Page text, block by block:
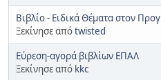
Βιβλίο - Ειδικά Θέματα στον
Ξεκίνησε απόtwisted
Εύρεση-αγορά βιβλίων ΕΠΑΛ
Ξεκίνησε από kkc